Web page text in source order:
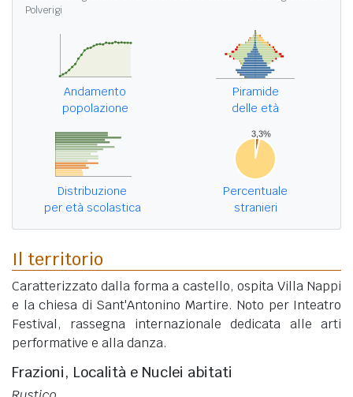
Polverigi
Andamento
popolazione
Piramide
delle età
Distribuzione
per età scolastica
Percentuale
stranieri
Il territorio
Caratterizzato dalla forma a castello, ospita Villa Nappi
e la chiesa di Sant'Antonino Martire. Noto per Inteatro
Festival, rassegna internazionale dedicata alle arti
performative e alla danza.
Frazioni, Località e Nuclei abitati